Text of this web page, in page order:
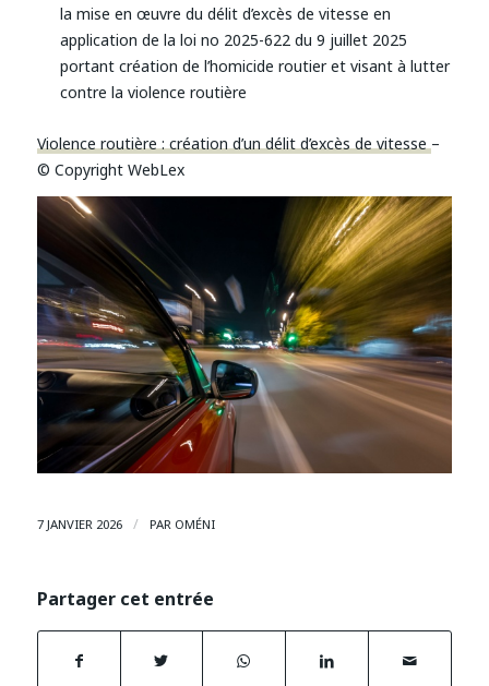
la mise en œuvre du délit d’excès de vitesse en
application de la loi no 2025-622 du 9 juillet 2025
portant création de l’homicide routier et visant à lutter
contre la violence routière
Violence routière : création d’un délit d’excès de vitesse –
© Copyright WebLex
7 JANVIER 2026 / PAR OMÉNI
Partager cet entrée